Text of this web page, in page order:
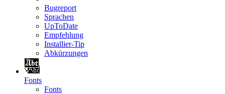
Bugreport
Sprachen
UpToDate
Empfehlung
Installier-Tip
Abkürzungen
Fonts
Fonts